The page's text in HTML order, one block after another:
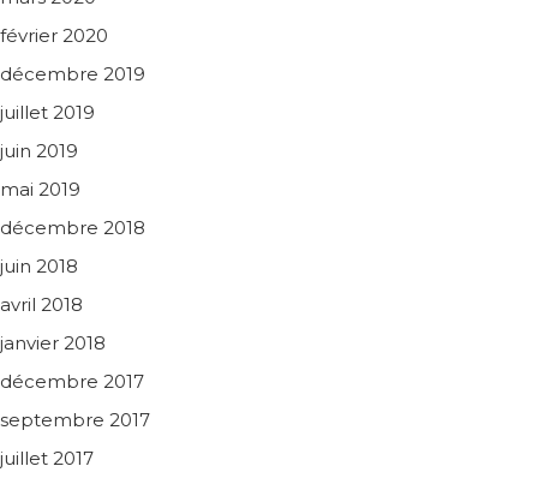
février 2020
décembre 2019
juillet 2019
juin 2019
mai 2019
décembre 2018
juin 2018
avril 2018
janvier 2018
décembre 2017
septembre 2017
juillet 2017